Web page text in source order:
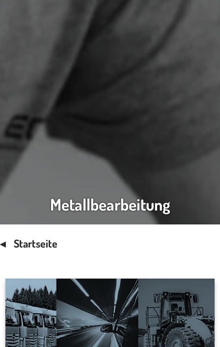
Metallbearbeitung
Startseite